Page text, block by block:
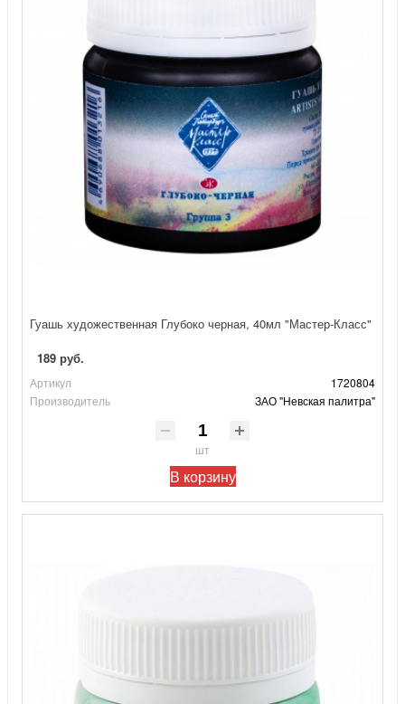
Гуашь художественная Глубоко черная, 40мл "Мастер-Класс"
189 руб.
Артикул
1720804
Производитель
ЗАО "Невская палитра"
шт
В корзину